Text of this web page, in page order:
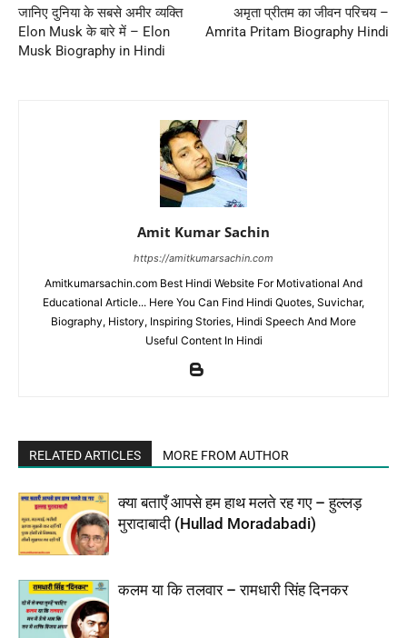
जानिए दुनिया के सबसे अमीर व्यक्ति
Elon Musk के बारे में – Elon
Musk Biography in Hindi
अमृता प्रीतम का जीवन परिचय –
Amrita Pritam Biography Hindi
Amit Kumar Sachin
https://amitkumarsachin.com
Amitkumarsachin.com Best Hindi Website For Motivational And
Educational Article... Here You Can Find Hindi Quotes, Suvichar,
Biography, History, Inspiring Stories, Hindi Speech And More
Useful Content In Hindi
RELATED ARTICLES MORE FROM AUTHOR
क्या बताएँ आपसे हम हाथ मलते रह गए – हुल्लड़
मुरादाबादी (Hullad Moradabadi)
कलम या कि तलवार – रामधारी सिंह दिनकर